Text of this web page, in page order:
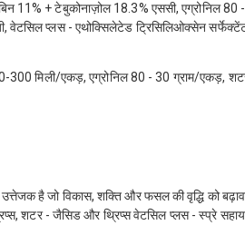
11% + टेबुकोनाज़ोल 18.3% एससी, एग्रोनिल 80 -
वेटसिल प्लस - एथोक्सिलेटेड ट्रिसिलिओक्सेन
300 मिली/एकड़, एग्रोनिल 80 - 30 ग्राम/एकड़,
है जो विकास, शक्ति और फसल की वृद्धि को
शटर - जैसिड और थ्रिप्स वेटसिल प्लस - स्प्रे